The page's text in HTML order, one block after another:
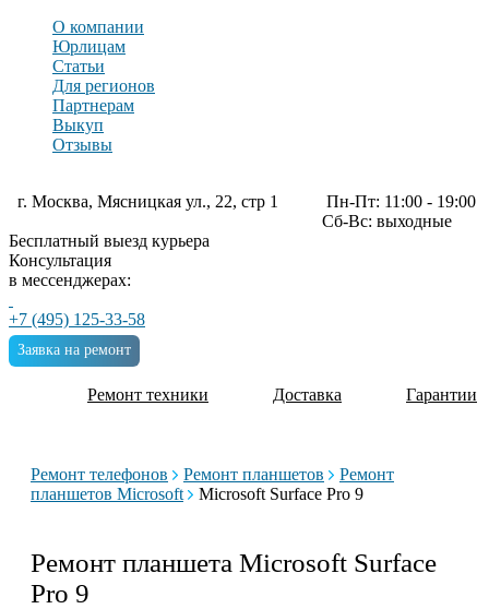
О компании
Юрлицам
Статьи
Для регионов
Партнерам
Выкуп
Отзывы
г. Москва, Мясницкая ул., 22, стр 1
Пн-Пт: 11:00 - 19:00
Сб-Вс: выходные
Бесплатный выезд курьера
Консультация
в мессенджерах:
+7 (495) 125-33-58
Заявка на ремонт
Ремонт техники Доставка Гарантии
Ремонт телефонов Ремонт планшетов
Ремонт
планшетов Microsoft
Microsoft Surface Pro 9
Ремонт планшета Microsoft Surface
Pro 9